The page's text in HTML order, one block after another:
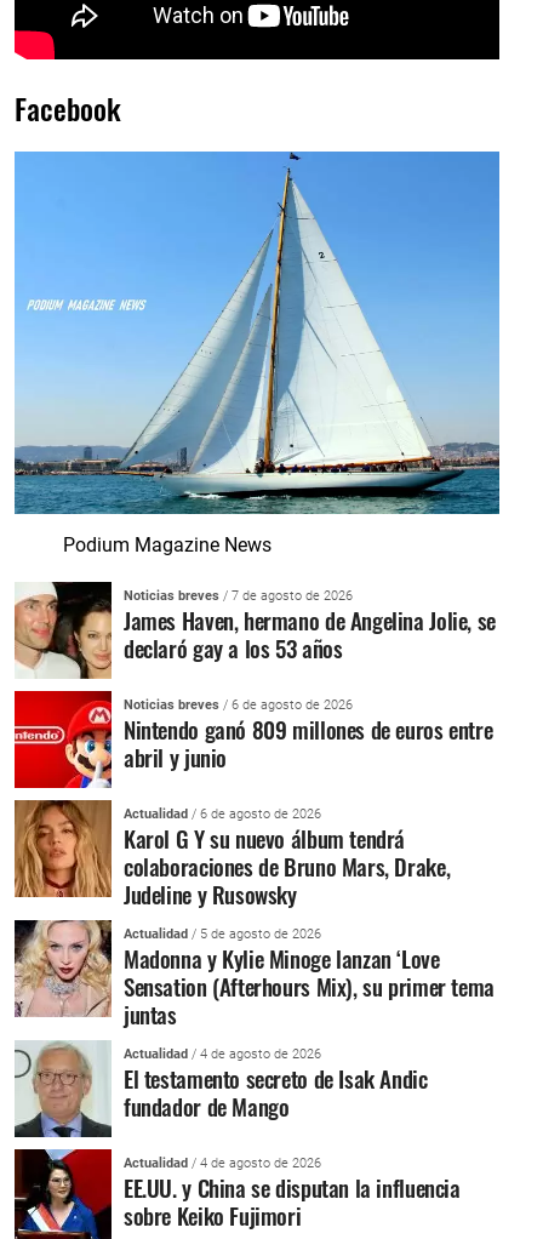
Facebook
Podium Magazine News
Noticias breves / 7 de agosto de 2026
James Haven, hermano de Angelina Jolie, se
declaró gay a los 53 años
Noticias breves / 6 de agosto de 2026
Nintendo ganó 809 millones de euros entre
abril y junio
Actualidad / 6 de agosto de 2026
Karol G Y su nuevo álbum tendrá
colaboraciones de Bruno Mars, Drake,
Judeline y Rusowsky
Actualidad / 5 de agosto de 2026
Madonna y Kylie Minoge lanzan ‘Love
Sensation (Afterhours Mix), su primer tema
juntas
Actualidad / 4 de agosto de 2026
El testamento secreto de Isak Andic
fundador de Mango
Actualidad / 4 de agosto de 2026
EE.UU. y China se disputan la influencia
sobre Keiko Fujimori